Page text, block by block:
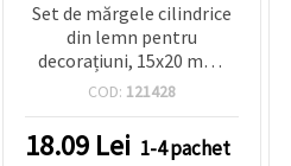
Set de mărgele cilindrice
din lemn pentru
decorațiuni, 15x20 mm,
gaură 2 mm, culoare lemn
COD: 121428
18.09 Lei 1-4 pachet